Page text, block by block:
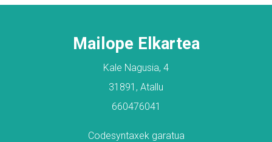
Mailope Elkartea
Kale Nagusia, 4
31891, Atallu
660476041
Codesyntaxek garatua